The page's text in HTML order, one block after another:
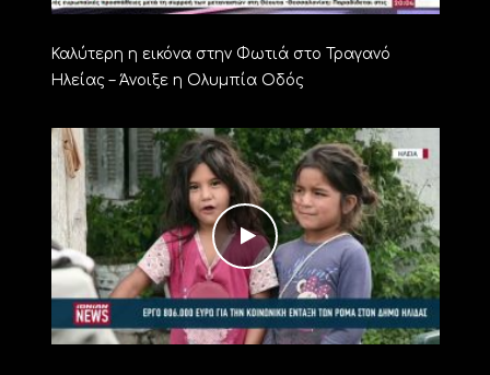
Καλύτερη η εικόνα στην Φωτιά στο Τραγανό
Ηλείας – Άνοιξε η Ολυμπία Οδός